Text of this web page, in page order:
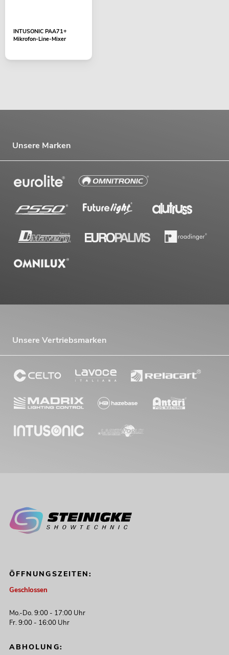
INTUSONIC PAA71+
Mikrofon-Line-Mixer
Unsere Marken
Unsere Vertriebsmarken
ÖFFNUNGSZEITEN:
Geschlossen
Mo.-Do. 9:00 - 17:00 Uhr
Fr. 9:00 - 16:00 Uhr
ABHOLUNG: